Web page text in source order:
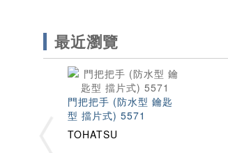
最近瀏覽
門把把手 (防水型 鑰匙
型 擋片式) 5571
TOHATSU